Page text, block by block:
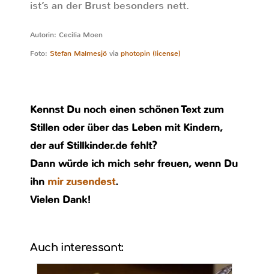
ist’s an der Brust besonders nett.
Autorin: Cecilia Moen
Foto: Stefan Malmesjö via photopin (license)
Kennst Du noch einen schönen Text zum
Stillen oder über das Leben mit Kindern,
der auf Stillkinder.de fehlt?
Dann würde ich mich sehr freuen, wenn Du
ihn mir zusendest.
Vielen Dank!
Auch interessant: